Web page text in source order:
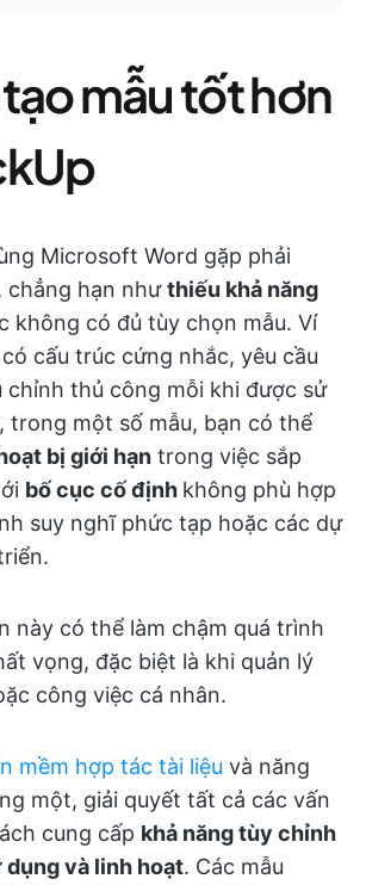
tạo mẫu tốt hơn
Microsoft Word gặp phải
chẳng hạn nhưthiếu khả năng
không có đủ tùy chọn mẫu. Ví
cấu trúc cứng nhắc, yêu cầu
chỉnh thủ công mỗi khi được sử
trong một số mẫu, bạn có thể
bị giới hạn trong việc sắp
bố cục cố định không phù hợp
suy nghĩ phức tạp hoặc các dự
này có thể làm chậm quá trình
vọng, đặc biệt là khi quản lý
công việc cá nhân.
mềm hợp tác tài liệu và năng
một, giải quyết tất cả các vấn
cung cấp khả năng tùy chỉnh
dụng và linh hoạt. Các mẫu